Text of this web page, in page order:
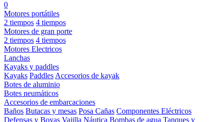
0
Motores portátiles
2 tiempos 4 tiempos
Motores de gran porte
2 tiempos 4 tiempos
Motores Electricos
Lanchas
Kayaks y paddles
Kayaks Paddles Accesorios de kayak
Botes de aluminio
Botes neumáticos
Accesorios de embarcaciones
Baños Butacas y mesas Posa Cañas Componentes Eléctricos
Defensas y Boyas Vajilla Náutica Bombas de agua Tanques y